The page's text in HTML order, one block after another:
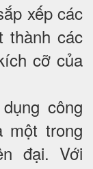
xếp các
thành các
cỡ của
công
một trong
đại. Với